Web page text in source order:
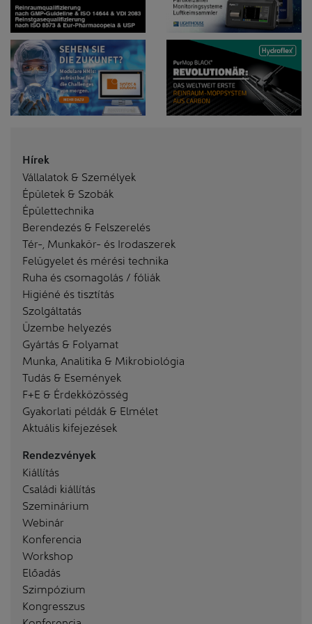
Hírek
Vállalatok & Személyek
Épületek & Szobák
Épülettechnika
Berendezés & Felszerelés
Tér-, Munkakör- és Irodaszerek
Felügyelet és mérési technika
Ruha és csomagolás / fóliák
Higiéné és tisztítás
Szolgáltatás
Üzembe helyezés
Gyártás & Folyamat
Munka, Analitika & Mikrobiológia
Tudás & Események
F+E & Érdekközösség
Gyakorlati példák & Elmélet
Aktuális kifejezések
Rendezvények
Kiállítás
Családi kiállítás
Szeminárium
Webinár
Konferencia
Workshop
Előadás
Szimpózium
Kongresszus